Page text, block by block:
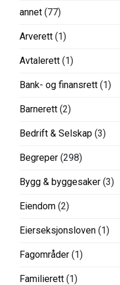
annet (77)
Arverett (1)
Avtalerett (1)
Bank- og finansrett (1)
Barnerett (2)
Bedrift & Selskap (3)
Begreper (298)
Bygg & byggesaker (3)
Eiendom (2)
Eierseksjonsloven (1)
Fagområder (1)
Familierett (1)